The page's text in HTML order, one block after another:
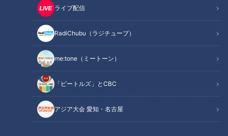
ライブ配信
RadiChubu（ラジチューブ）
me:tone（ミートーン）
「ビートルズ」とCBC
アジア大会 愛知・名古屋
猛暑の日に食べたい！東海地方
の極上“ひんやりスイーツ”を実
食リポート
夏に食べたい！健康パワー盛り
だくさんの食材とは！？